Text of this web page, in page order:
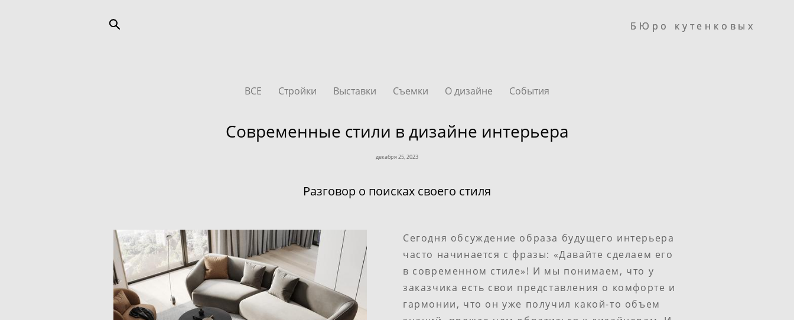
БЮро кутенковых
БЮро кутенковых
ВСЕ Стройки Выставки Съемки О дизайне События
Современные стили в дизайне интерьера
декабря 25, 2023
Разговор о поисках своего стиля
Сегодня обсуждение образа будущего интерьера
часто начинается с фразы: «Давайте сделаем его
в современном стиле»! И мы понимаем, что у
заказчика есть свои представления о комфорте и
гармонии, что он уже получил какой-то объем